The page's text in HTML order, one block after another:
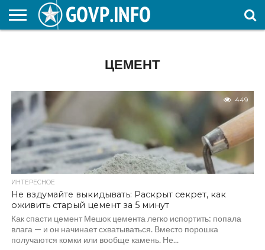
ЦЕМЕНТ
449
ИНТЕРЕСНОЕ
Не вздумайте выкидывать: Раскрыт секрет, как
оживить старый цемент за 5 минут
Как спасти цемент Мешок цемента легко испортить: попала
влага — и он начинает схватываться. Вместо порошка
получаются комки или вообще камень. Не...